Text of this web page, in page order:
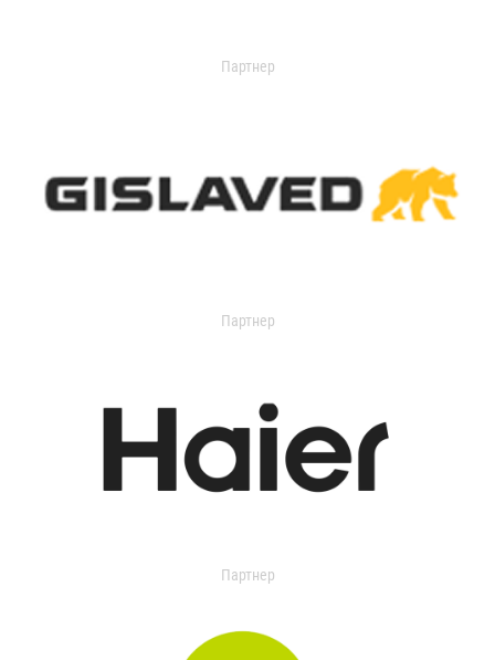
Партнер
Партнер
Партнер